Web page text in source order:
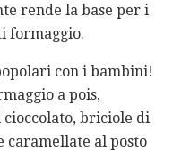
rende la base per i
formaggio.
con i bambini!
a pois,
cioccolato, briciole di
caramellate al posto